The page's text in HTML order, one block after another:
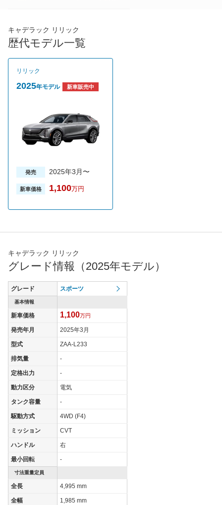
キャデラック リリック
歴代モデル一覧
リリック
2025年モデル 新車販売中
発売 2025年3月〜
新車価格 1,100万円
キャデラック リリック
グレード情報（2025年モデル）
グレード スポーツ
基本情報
新車価格 1,100万円
発売年月 2025年3月
型式 ZAA-L233
排気量 -
定格出力 -
動力区分 電気
タンク容量 -
駆動方式 4WD (F4)
ミッション CVT
ハンドル 右
最小回転 -
寸法重量定員
全長 4,995 mm
全幅 1,985 mm